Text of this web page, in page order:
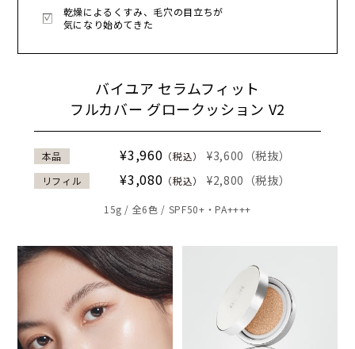
乾燥によるくすみ、毛穴の目立ちが
気になり始めてきた
バイユア セラムフィット
フルカバー グロークッション V2
本品 ¥3,960 （税込） ¥3,600（税抜）
リフィル ¥3,080 （税込） ¥2,800（税抜）
15g / 全6色 / SPF50+・PA++++